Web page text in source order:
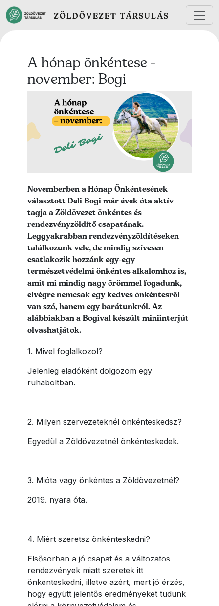
Ugrás a tartalomra
ZÖLDÖVEZET TÁRSULÁS
A hónap önkéntese -
november: Bogi
Lead szöveg
Novemberben a Hónap Önkéntesének
választott Deli Bogi már évek óta aktív
tagja a Zöldövezet önkéntes és
rendezvényzöldítő csapatának.
Leggyakrabban rendezvényzöldítéseken
találkozunk vele, de mindig szívesen
csatlakozik hozzánk egy-egy
természetvédelmi önkéntes alkalomhoz is,
amit mi mindig nagy örömmel fogadunk,
elvégre nemcsak egy kedves önkéntesről
van szó, hanem egy barátunkról. Az
alábbiakban a Bogival készült miniinterjút
olvashatjátok.
1. Mivel foglalkozol?
Jelenleg eladóként dolgozom egy
ruhaboltban.
2. Milyen szervezeteknél önkénteskedsz?
Egyedül a Zöldövezetnél önkénteskedek.
3. Mióta vagy önkéntes a Zöldövezetnél?
2019. nyara óta.
4. Miért szeretsz önkénteskedni?
Elsősorban a jó csapat és a változatos
rendezvények miatt szeretek itt
önkénteskedni, illetve azért, mert jó érzés,
hogy együtt jelentős eredményeket tudunk